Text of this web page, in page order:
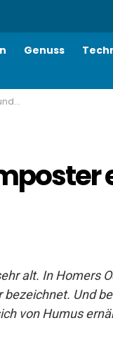
Genuss
alt. In Homers
Und
von Humus